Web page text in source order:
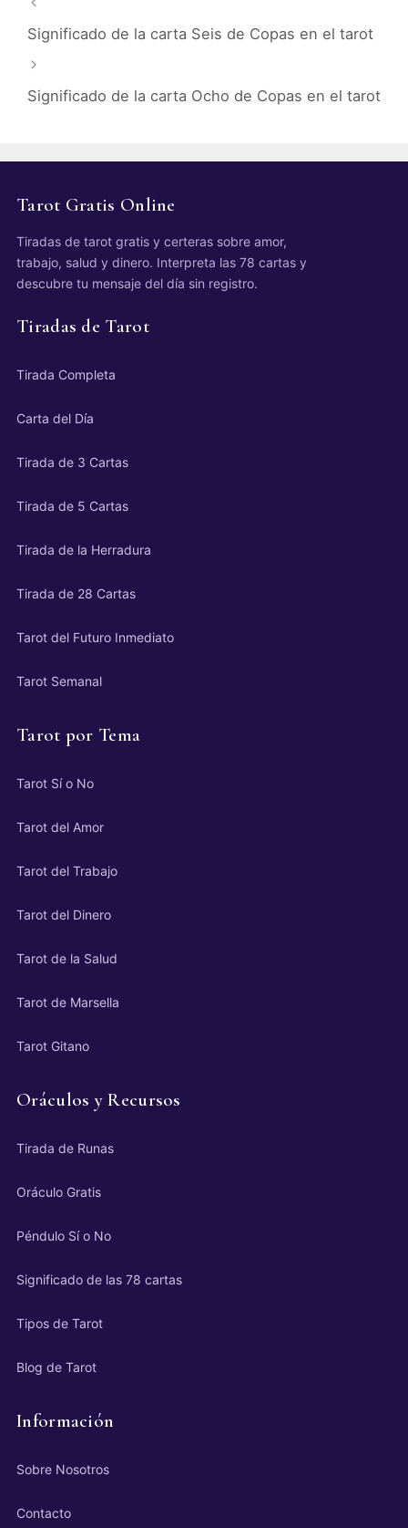
Significado de la carta Seis de Copas en el tarot
Significado de la carta Ocho de Copas en el tarot
Tarot Gratis Online
Tiradas de tarot gratis y certeras sobre amor,
trabajo, salud y dinero. Interpreta las 78 cartas y
descubre tu mensaje del día sin registro.
Tiradas de Tarot
Tirada Completa
Carta del Día
Tirada de 3 Cartas
Tirada de 5 Cartas
Tirada de la Herradura
Tirada de 28 Cartas
Tarot del Futuro Inmediato
Tarot Semanal
Tarot por Tema
Tarot Sí o No
Tarot del Amor
Tarot del Trabajo
Tarot del Dinero
Tarot de la Salud
Tarot de Marsella
Tarot Gitano
Oráculos y Recursos
Tirada de Runas
Oráculo Gratis
Péndulo Sí o No
Significado de las 78 cartas
Tipos de Tarot
Blog de Tarot
Información
Sobre Nosotros
Contacto